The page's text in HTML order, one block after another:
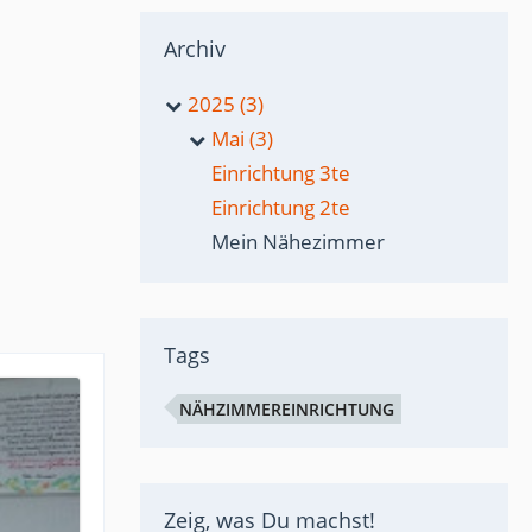
Archiv
2025 (3)
Mai (3)
Einrichtung 3te
Einrichtung 2te
Mein Nähezimmer
Tags
NÄHZIMMEREINRICHTUNG
Zeig, was Du machst!